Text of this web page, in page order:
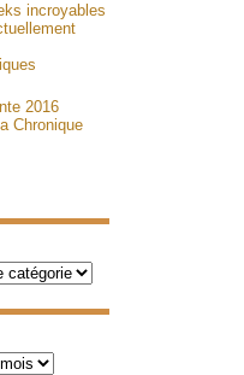
incroyables
2016
Chronique